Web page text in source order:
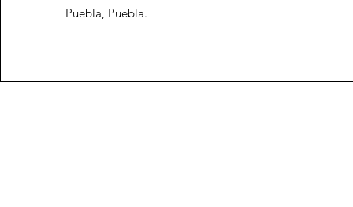
Puebla, Puebla.